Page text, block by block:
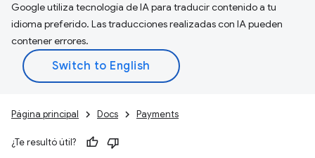
Google utiliza tecnología de IA para traducir contenido a tu
idioma preferido. Las traducciones realizadas con IA pueden
contener errores.
Página principal Docs Payments
¿Te resultó útil?